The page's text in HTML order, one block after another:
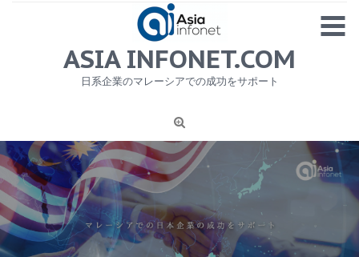
MENU
1
ニュース
労務サービス
プライバシーポリシー及び著作権について
お問合せ
ASIA INFONET.COM
日系企業のマレーシアでの成功をサポート